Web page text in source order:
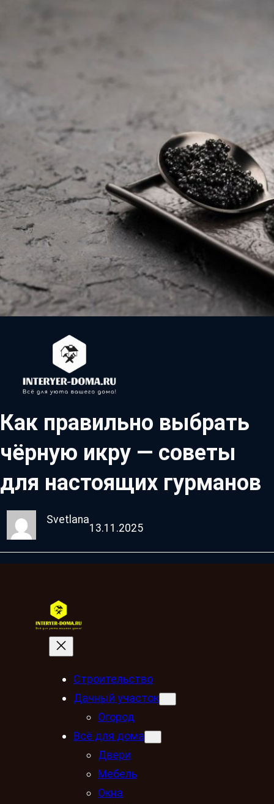
Как правильно выбрать
чёрную икру — советы
для настоящих гурманов
Svetlana
13.11.2025
Строительство
Дачный участок
Огород
Всё для дома
Двери
Мебель
Окна